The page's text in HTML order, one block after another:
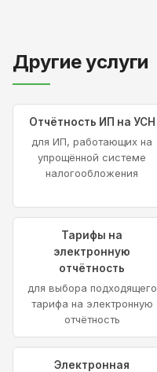
Другие услуги
Отчётность ИП на УСН
для ИП, работающих на
упрощённой системе
налогообложения
Тарифы на
электронную
отчётность
для выбора подходящего
тарифа на электронную
отчётность
Электронная